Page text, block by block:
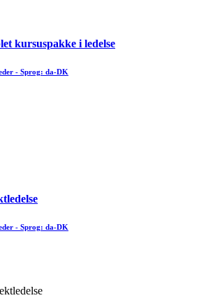
kursuspakke i ledelse
- Sprog: da-DK
- Sprog: da-DK